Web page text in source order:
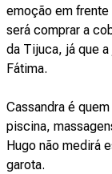
emoção em
será comprar a
da Tijuca, já que
Fátima.
Cassandra é
piscina,
Hugo não medirá
garota.